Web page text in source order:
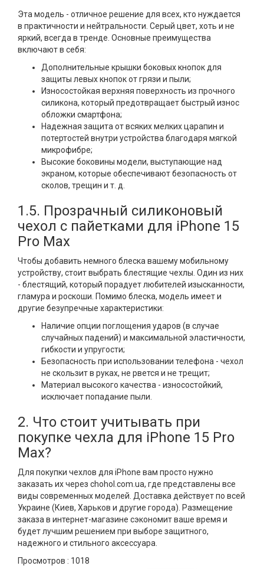
Эта модель - отличное решение для всех, кто нуждается
в практичности и нейтральности. Серый цвет, хоть и не
яркий, всегда в тренде. Основные преимущества
включают в себя:
Дополнительные крышки боковых кнопок для
защиты левых кнопок от грязи и пыли;
Износостойкая верхняя поверхность из прочного
силикона, который предотвращает быстрый износ
обложки смартфона;
Надежная защита от всяких мелких царапин и
потертостей внутри устройства благодаря мягкой
микрофибре;
Высокие боковины модели, выступающие над
экраном, которые обеспечивают безопасность от
сколов, трещин и т. д.
1.5. Прозрачный силиконовый
чехол с пайетками для iPhone 15
Pro Max
Чтобы добавить немного блеска вашему мобильному
устройству, стоит выбрать блестящие чехлы. Один из них
- блестящий, который порадует любителей изысканности,
гламура и роскоши. Помимо блеска, модель имеет и
другие безупречные характеристики:
Наличие опции поглощения ударов (в случае
случайных падений) и максимальной эластичности,
гибкости и упругости;
Безопасность при использовании телефона - чехол
не скользит в руках, не рвется и не трещит;
Материал высокого качества - износостойкий,
исключает попадание пыли.
2. Что стоит учитывать при
покупке чехла для iPhone 15 Pro
Max?
Для покупки чехлов для iPhone вам просто нужно
заказать их через chohol.com.ua, где представлены все
виды современных моделей. Доставка действует по всей
Украине (Киев, Харьков и другие города). Размещение
заказа в интернет-магазине сэкономит ваше время и
будет лучшим решением при выборе защитного,
надежного и стильного аксессуара.
Просмотров : 1018